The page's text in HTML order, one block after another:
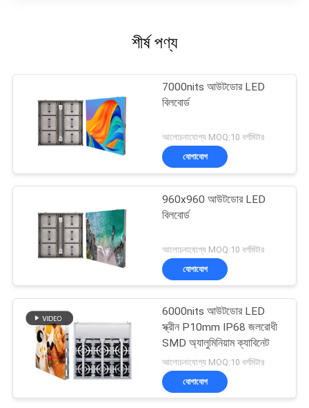
শীর্ষ পণ্য
7000nits আউটডোর LED
বিলবোর্ড
আলোচনাযোগ্য MOQ:10 বর্গমিটার
যোগাযোগ
960x960 আউটডোর LED
বিলবোর্ড
আলোচনাযোগ্য MOQ:10 বর্গমিটার
যোগাযোগ
6000nits আউটডোর LED
স্ক্রীন P10mm IP68 জলরোধী
SMD অ্যালুমিনিয়াম ক্যাবিনেট
আলোচনাযোগ্য MOQ:10 বর্গমিটার
যোগাযোগ